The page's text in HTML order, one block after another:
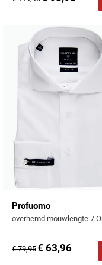
Profuomo
€ 79,95€ 63,96